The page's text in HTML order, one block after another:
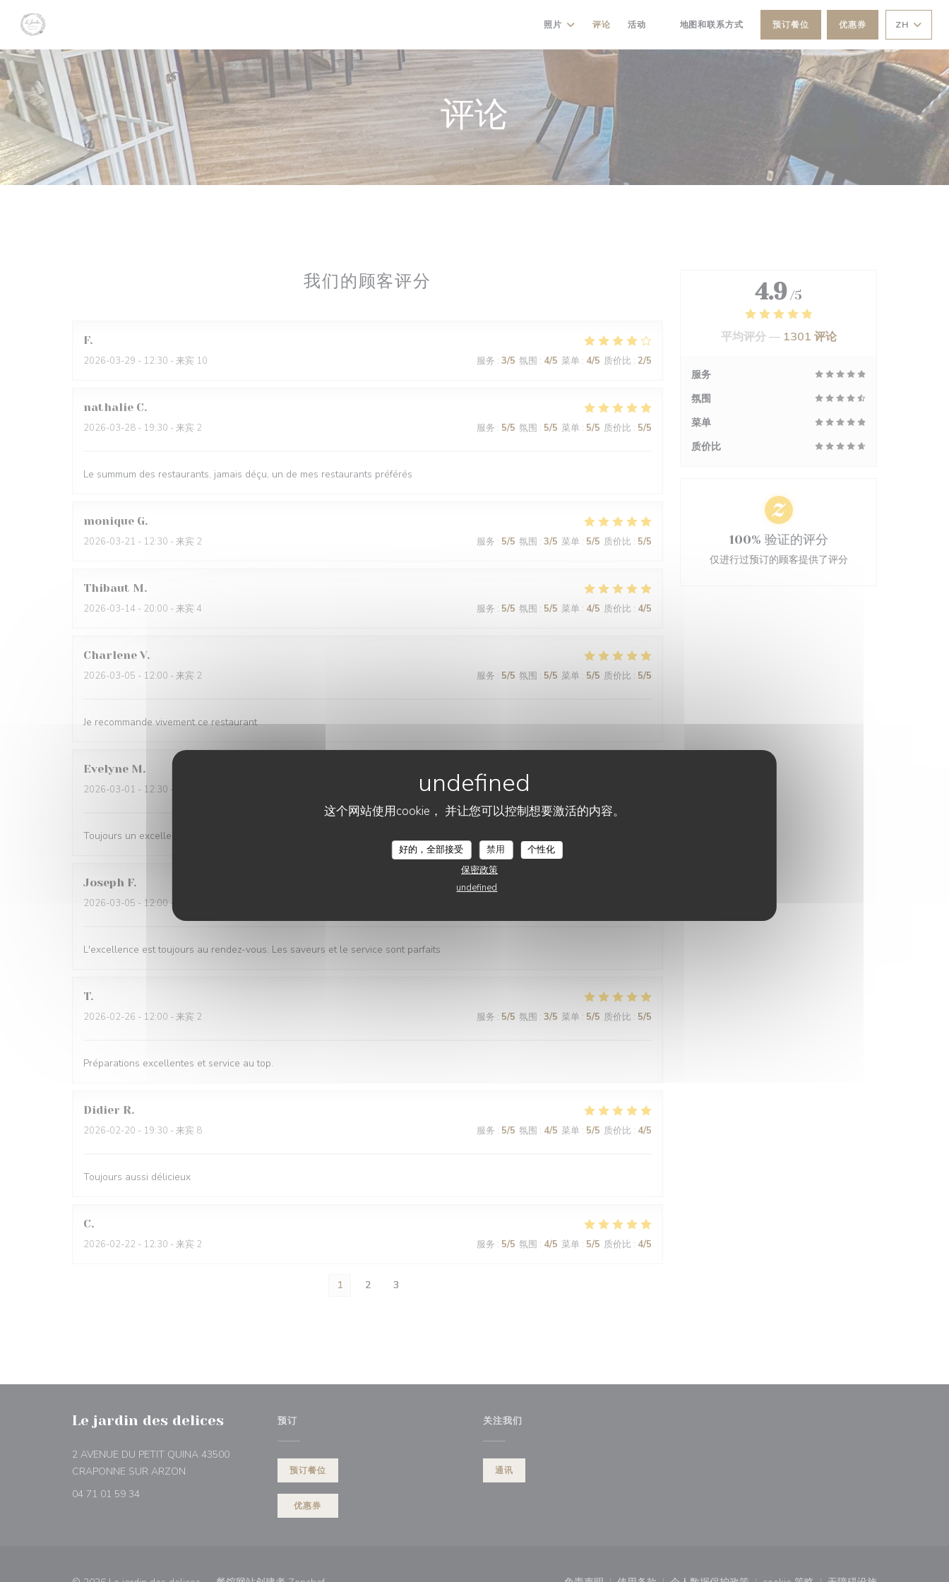
这个网站使用cookie， 并让您可以控制想要激活的内容。
好的，全部接受 禁用
个性化
保密政策
undefined
照片 评论 活动
((在新窗口中打开))
地图和联系方式 预订餐位 优惠券 ZH
评论
我们的顾客评分
F
2026-03-29 - 12:30 - 来宾 10 服务 : 3/5 氛围 : 4/5 菜单 : 4/5 质价比 : 2/5
nathalie C
2026-03-28 - 19:30 - 来宾 2 服务 : 5/5 氛围 : 5/5 菜单 : 5/5 质价比 : 5/5
Le summum des restaurants, jamais déçu, un de mes restaurants préférés
monique G
2026-03-21 - 12:30 - 来宾 2 服务 : 5/5 氛围 : 3/5 菜单 : 5/5 质价比 : 5/5
Thibaut M
2026-03-14 - 20:00 - 来宾 4 服务 : 5/5 氛围 : 5/5 菜单 : 4/5 质价比 : 4/5
Charlene V
2026-03-05 - 12:00 - 来宾 2 服务 : 5/5 氛围 : 5/5 菜单 : 5/5 质价比 : 5/5
Je recommande vivement ce restaurant
Evelyne M
2026-03-01 - 12:30 - 来宾 2 服务 : 5/5 氛围
Toujours un excellent accueil. Bon rapport qualité prix. Jamais déçue
Joseph F
2026-03-05 - 12:00 - 来宾 4
L'excellence est toujours au rendez-vous. Les saveurs et le service sont parfaits
T
2026-02-26 - 12:00 - 来宾 2 服务 : 5/5 氛围 : 3/5 菜单 : 5/5 质价比 : 5/5
Préparations excellentes et service au top.
Didier R
2026-02-20 - 19:30 - 来宾 8 服务 : 5/5 氛围 : 4/5 菜单 : 5/5 质价比 : 4/5
Toujours aussi délicieux
C
2026-02-22 - 12:30 - 来宾 2 服务 : 5/5 氛围 : 4/5 菜单 : 5/5 质价比 : 4/5
1 2 3
4.9 /5
平均评分 — 1301 评论
服务
氛围
菜单
质价比
100% 验证的评分
仅进行过预订的顾客提供了评分
Le jardin des delices
2 AVENUE DU PETIT QUINA 43500
CRAPONNE SUR ARZON
04 71 01 59 34
预订
预订餐位
优惠券
关注我们
通讯